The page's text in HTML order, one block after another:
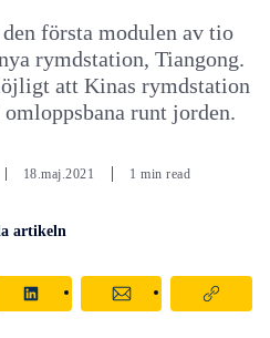
första modulen av tio
rymdstation, Tiangong.
att Kinas rymdstation
runt jorden.
18.maj.2021 1 min read
artikeln